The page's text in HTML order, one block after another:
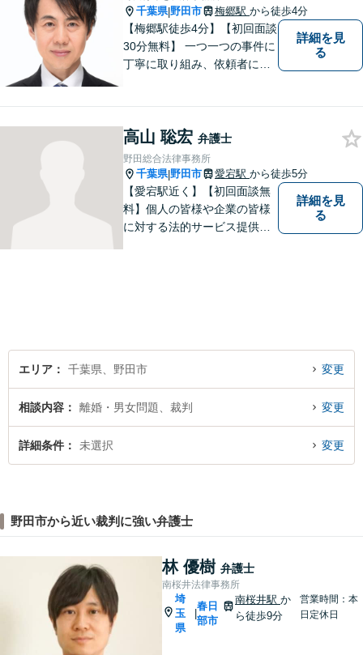
千葉県|野田市 梅郷駅 から徒歩4分
【梅郷駅徒歩4分】【初回面談
30分無料】 一つ一つの事件に
丁寧に取り組み、依頼者にと
す。
詳細を見
る
高山 聡宏 弁護士
野田総合法律事務所
千葉県|野田市 愛宕駅 から徒歩5分
【愛宕駅近く】【初回面談無
料】個人の皆様や企業の皆様
に対する法的サービス提供に
詳細を見
る
エリア 千葉県、野田市 変更
相談内容 離婚・男女問題、裁判 変更
詳細条件 未選択 変更
野田市から近い裁判に強い弁護士
林 優樹 弁護士
南桜井法律事務所
埼
玉
県
春日
部市
南桜井駅か
ら徒歩9分
営業時間：本
日定休日